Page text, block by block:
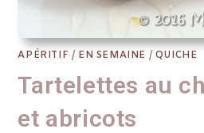
APÉRITIF / EN SEMAINE / QUICHE
Tartelettes au
et abricots